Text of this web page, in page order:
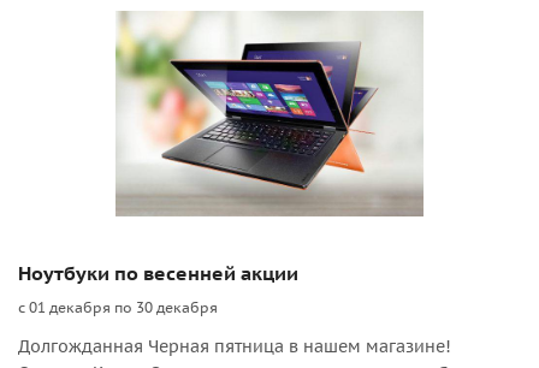
Ноутбуки по весенней акции
с 01 декабря по 30 декабря
Долгожданная Черная пятница в нашем магазине!